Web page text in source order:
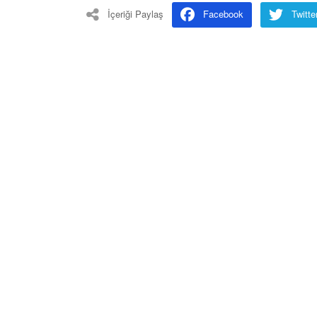
İçeriği Paylaş Facebook